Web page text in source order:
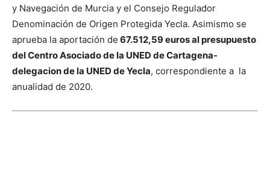
y Navegación de Murcia y el Consejo Regulador
Denominación de Origen Protegida Yecla. Asimismo se
aprueba la aportación de 67.512,59 euros al presupuesto
del Centro Asociado de la UNED de Cartagena-
delegacion de la UNED de Yecla, correspondiente a la
anualidad de 2020.